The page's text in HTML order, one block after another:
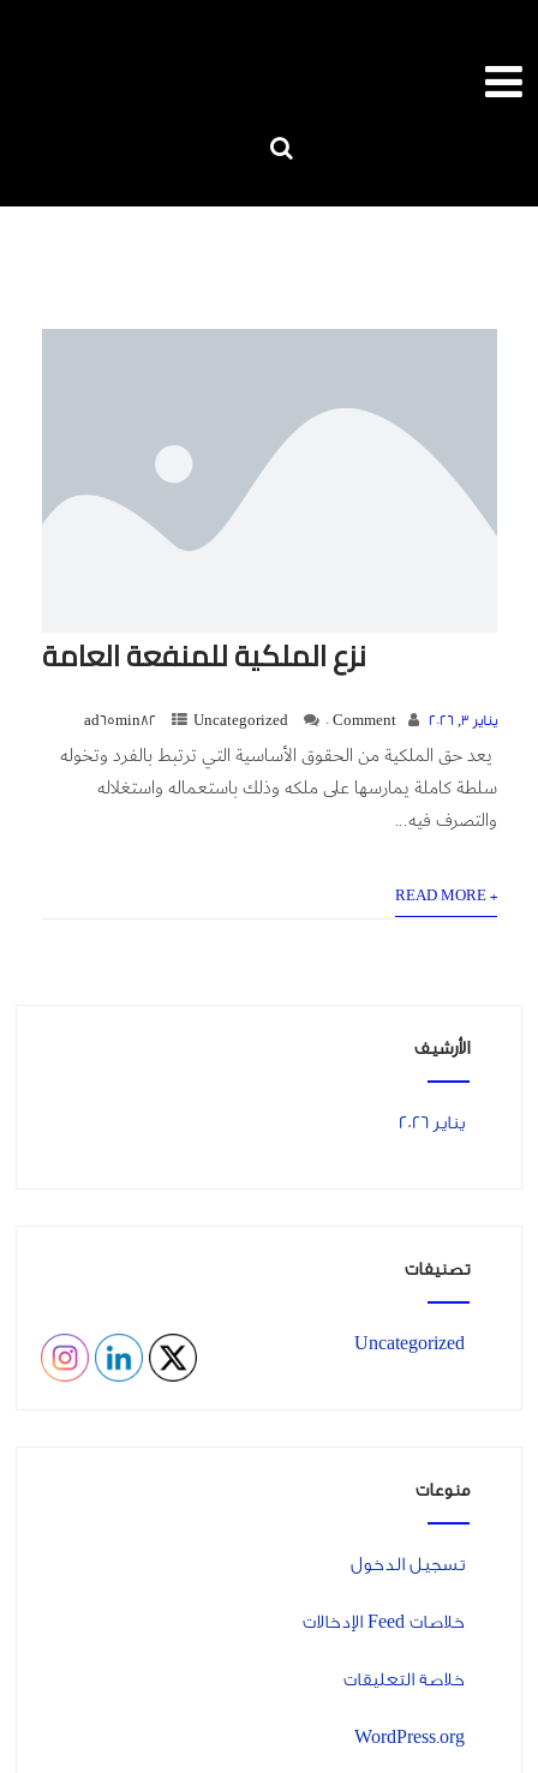
نزع الملكية للمنفعة العامة
يناير 3, 2026 ad65min82 Uncategorized 0 Comment
يعد حق الملكية من الحقوق الأساسية التي ترتبط بالفرد وتخوله
سلطة كاملة يمارسها على ملكه وذلك باستعماله واستغلاله
والتصرف فيه...
+ READ MORE
الأرشيف
يناير 2026
تصنيفات
Uncategorized
منوعات
تسجيل الدخول
خلاصات Feed الإدخالات
خلاصة التعليقات
WordPress.org